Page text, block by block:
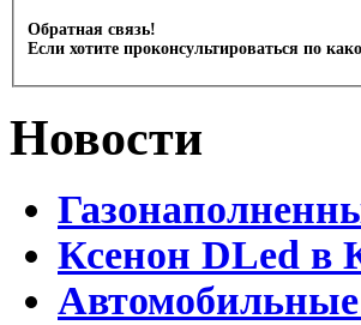
Обратная связь!
Если хотите проконсультироваться по
Новости
Ксенон DLed в